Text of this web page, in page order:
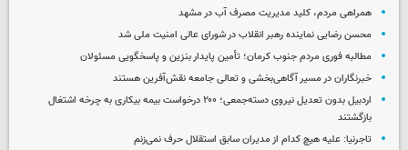
همراهی مردم، کلید مدیریت مصرف آب در مشهد
محسن رضایی نماینده رهبر انقلاب در شورای عالی امنیت ملی شد
مطالبه فوری مردم جنوب کرمان؛ تأمین پایدار بنزین و پاسخگویی مسئولان
خبرنگاران در مسیر آگاهی‌بخشی و تعالی جامعه نقش‌آفرین هستند
اردبیل بدون تعدیل نیروی دسته‌جمعی؛ ۲۰۰ درخواست بیمه بیکاری به چرخه اشتغال
بازگشتند
تاجرنیا: علیه هیچ کدام از مدیران سابق استقلال حرف نمی‌زنم